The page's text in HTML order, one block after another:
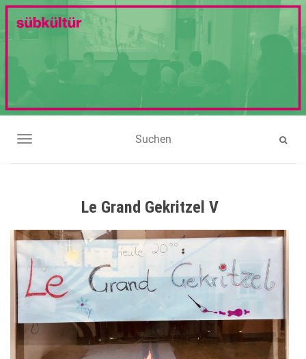
NAVIGATION UMSCHALTEN
Le Grand Gekritzel V